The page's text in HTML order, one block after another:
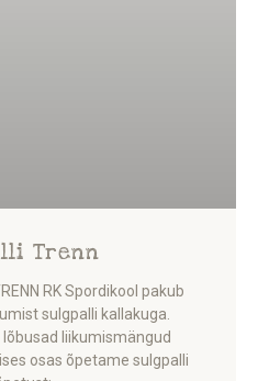
Trenn
RK Spordikool pakub
sulgpalli kallakuga.
liikumismängud
osas õpetame sulgpalli